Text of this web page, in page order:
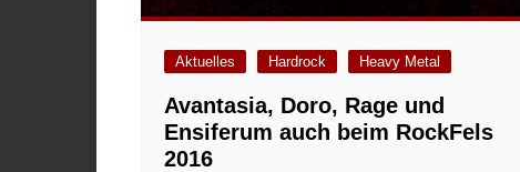
Aktuelles Hardrock Heavy Metal
Avantasia, Doro, Rage und
Ensiferum auch beim RockFels
2016